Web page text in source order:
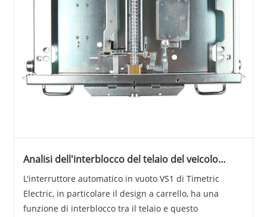
Analisi dell'interblocco del telaio del veicolo
L'interruttore automatico in vuoto VS1 di Timetric
Electric, in particolare il design a carrello, ha una
funzione di interblocco tra il telaio e questo